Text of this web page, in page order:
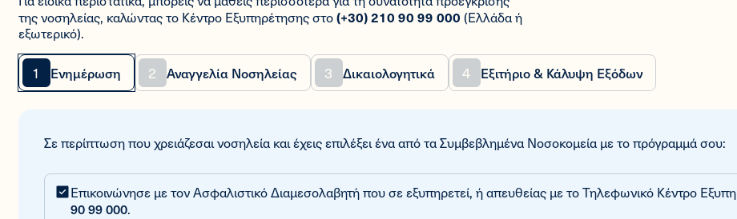
της νοσηλείας, καλώντας το Κέντρο Εξυπηρέτησης στο(+30) 210 90 99 000 (Ελλάδα ή
εξωτερικό).
1 Ενημέρωση 2 Αναγγελία Νοσηλείας 3 Δικαιολογητικά 4 Εξιτήριο & Κάλυψη Εξόδων
Σε περίπτωση που χρειάζεσαι νοσηλεία και έχεις επιλέξει ένα από τα Συμβεβλημένα Νοσοκομεία με το πρόγραμμά σου:
Επικοινώνησε με τον Ασφαλιστικό Διαμεσολαβητή που σε εξυπηρετεί, ή απευθείας με το Τηλεφωνικό Κέντρο
90 99 000.